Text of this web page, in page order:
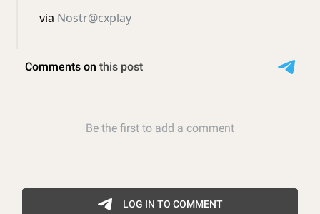
via Nostr@cxplay